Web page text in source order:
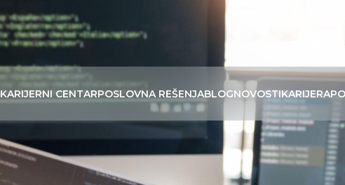
KARIJERNI CENTARPOSLOVNA REŠENJABLOGNOVOSTIKARIJERA